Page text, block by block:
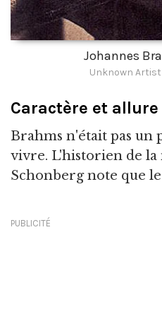
Johannes
Unknown
Caractère et allure
Brahms n'était pas un
vivre. L'historien de la
Schonberg note que
PUBLICITÉ